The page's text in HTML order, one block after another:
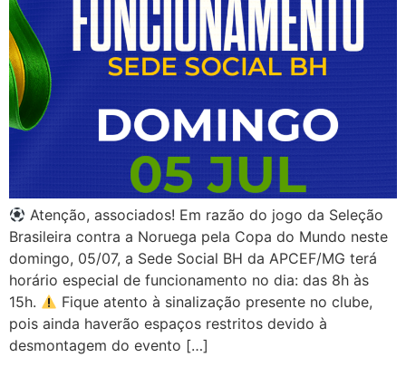
Atenção, associados! Em razão do jogo da Seleção
Brasileira contra a Noruega pela Copa do Mundo neste
domingo, 05/07, a Sede Social BH da APCEF/MG terá
horário especial de funcionamento no dia: das 8h às
15h.
Fique atento à sinalização presente no clube,
pois ainda haverão espaços restritos devido à
desmontagem do evento […]